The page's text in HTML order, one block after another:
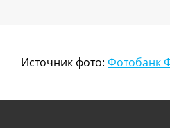
Источник фото: Фотобанк